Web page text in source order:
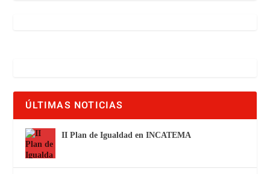
ÚLTIMAS NOTICIAS
II Plan de Igualdad en INCATEMA